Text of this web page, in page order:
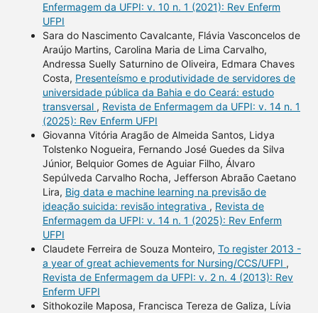
Enfermagem da UFPI: v. 10 n. 1 (2021): Rev Enferm
UFPI
Sara do Nascimento Cavalcante, Flávia Vasconcelos de
Araújo Martins, Carolina Maria de Lima Carvalho,
Andressa Suelly Saturnino de Oliveira, Edmara Chaves
Costa, Presenteísmo e produtividade de servidores de
universidade pública da Bahia e do Ceará: estudo
transversal , Revista de Enfermagem da UFPI: v. 14 n. 1
(2025): Rev Enferm UFPI
Giovanna Vitória Aragão de Almeida Santos, Lidya
Tolstenko Nogueira, Fernando José Guedes da Silva
Júnior, Belquior Gomes de Aguiar Filho, Álvaro
Sepúlveda Carvalho Rocha, Jefferson Abraão Caetano
Lira, Big data e machine learning na previsão de
ideação suicida: revisão integrativa , Revista de
Enfermagem da UFPI: v. 14 n. 1 (2025): Rev Enferm
UFPI
Claudete Ferreira de Souza Monteiro, To register 2013 -
a year of great achievements for Nursing/CCS/UFPI ,
Revista de Enfermagem da UFPI: v. 2 n. 4 (2013): Rev
Enferm UFPI
Sithokozile Maposa, Francisca Tereza de Galiza, Lívia